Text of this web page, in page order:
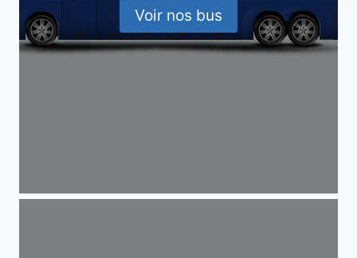
Voir nos bus